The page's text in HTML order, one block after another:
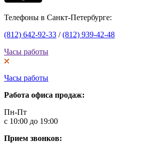
Телефоны в Санкт-Петербурге:
(812) 642-92-33 /(812) 939-42-48
Часы работы
Часы работы
Работа офиса продаж:
Пн-Пт
с 10:00 до 19:00
Прием звонков: